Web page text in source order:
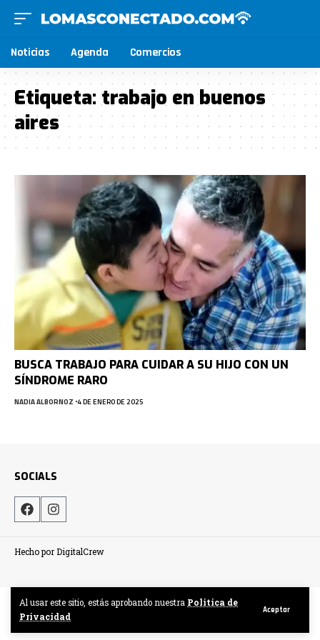
Al usar este sitio, estás aprobando nuestra Politica de
Privacidad
Aceptar
Noticias Agenda Comercios
Etiqueta:trabajo en buenos
aires
BUSCA TRABAJO PARA CUIDAR A SU HIJO CON UN
SÍNDROME RARO
NADIA ALBORNOZ 4 DE ENERO DE 2025
SOCIALS
Hecho por DigitalCrew